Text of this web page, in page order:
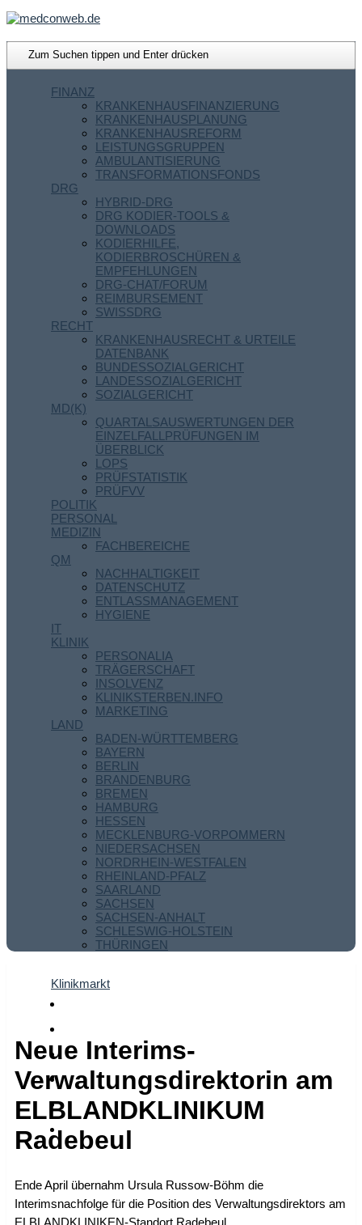
FINANZ
KRANKENHAUSFINANZIERUNG
KRANKENHAUSPLANUNG
KRANKENHAUSREFORM
LEISTUNGSGRUPPEN
AMBULANTISIERUNG
TRANSFORMATIONSFONDS
DRG
HYBRID-DRG
DRG KODIER-TOOLS &
DOWNLOADS
KODIERHILFE,
KODIERBROSCHÜREN &
EMPFEHLUNGEN
DRG-CHAT/FORUM
REIMBURSEMENT
SWISSDRG
RECHT
KRANKENHAUSRECHT & URTEILE
DATENBANK
BUNDESSOZIALGERICHT
LANDESSOZIALGERICHT
SOZIALGERICHT
MD(K)
QUARTALSAUSWERTUNGEN DER
EINZELFALLPRÜFUNGEN IM
ÜBERBLICK
LOPS
PRÜFSTATISTIK
PRÜFVV
POLITIK
PERSONAL
MEDIZIN
FACHBEREICHE
QM
NACHHALTIGKEIT
DATENSCHUTZ
ENTLASSMANAGEMENT
HYGIENE
IT
KLINIK
PERSONALIA
TRÄGERSCHAFT
INSOLVENZ
KLINIKSTERBEN.INFO
MARKETING
LAND
BADEN-WÜRTTEMBERG
BAYERN
BERLIN
BRANDENBURG
BREMEN
HAMBURG
HESSEN
MECKLENBURG-VORPOMMERN
NIEDERSACHSEN
NORDRHEIN-WESTFALEN
RHEINLAND-PFALZ
SAARLAND
SACHSEN
SACHSEN-ANHALT
SCHLESWIG-HOLSTEIN
THÜRINGEN
Klinikmarkt
Neue Interims-
Verwaltungsdirektorin am
ELBLANDKLINIKUM
Radebeul
Ende April übernahm Ursula Russow-Böhm die
Interimsnachfolge für die Position des Verwaltungsdirektors am